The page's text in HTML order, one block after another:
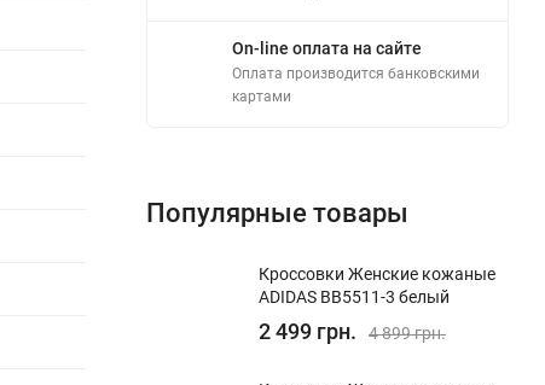
On-line оплата на сайте
Оплата производится банковскими
картами
Популярные товары
Кроссовки Женские кожаные
ADIDAS BB5511-3 белый
2 499 грн. 4 899 грн.